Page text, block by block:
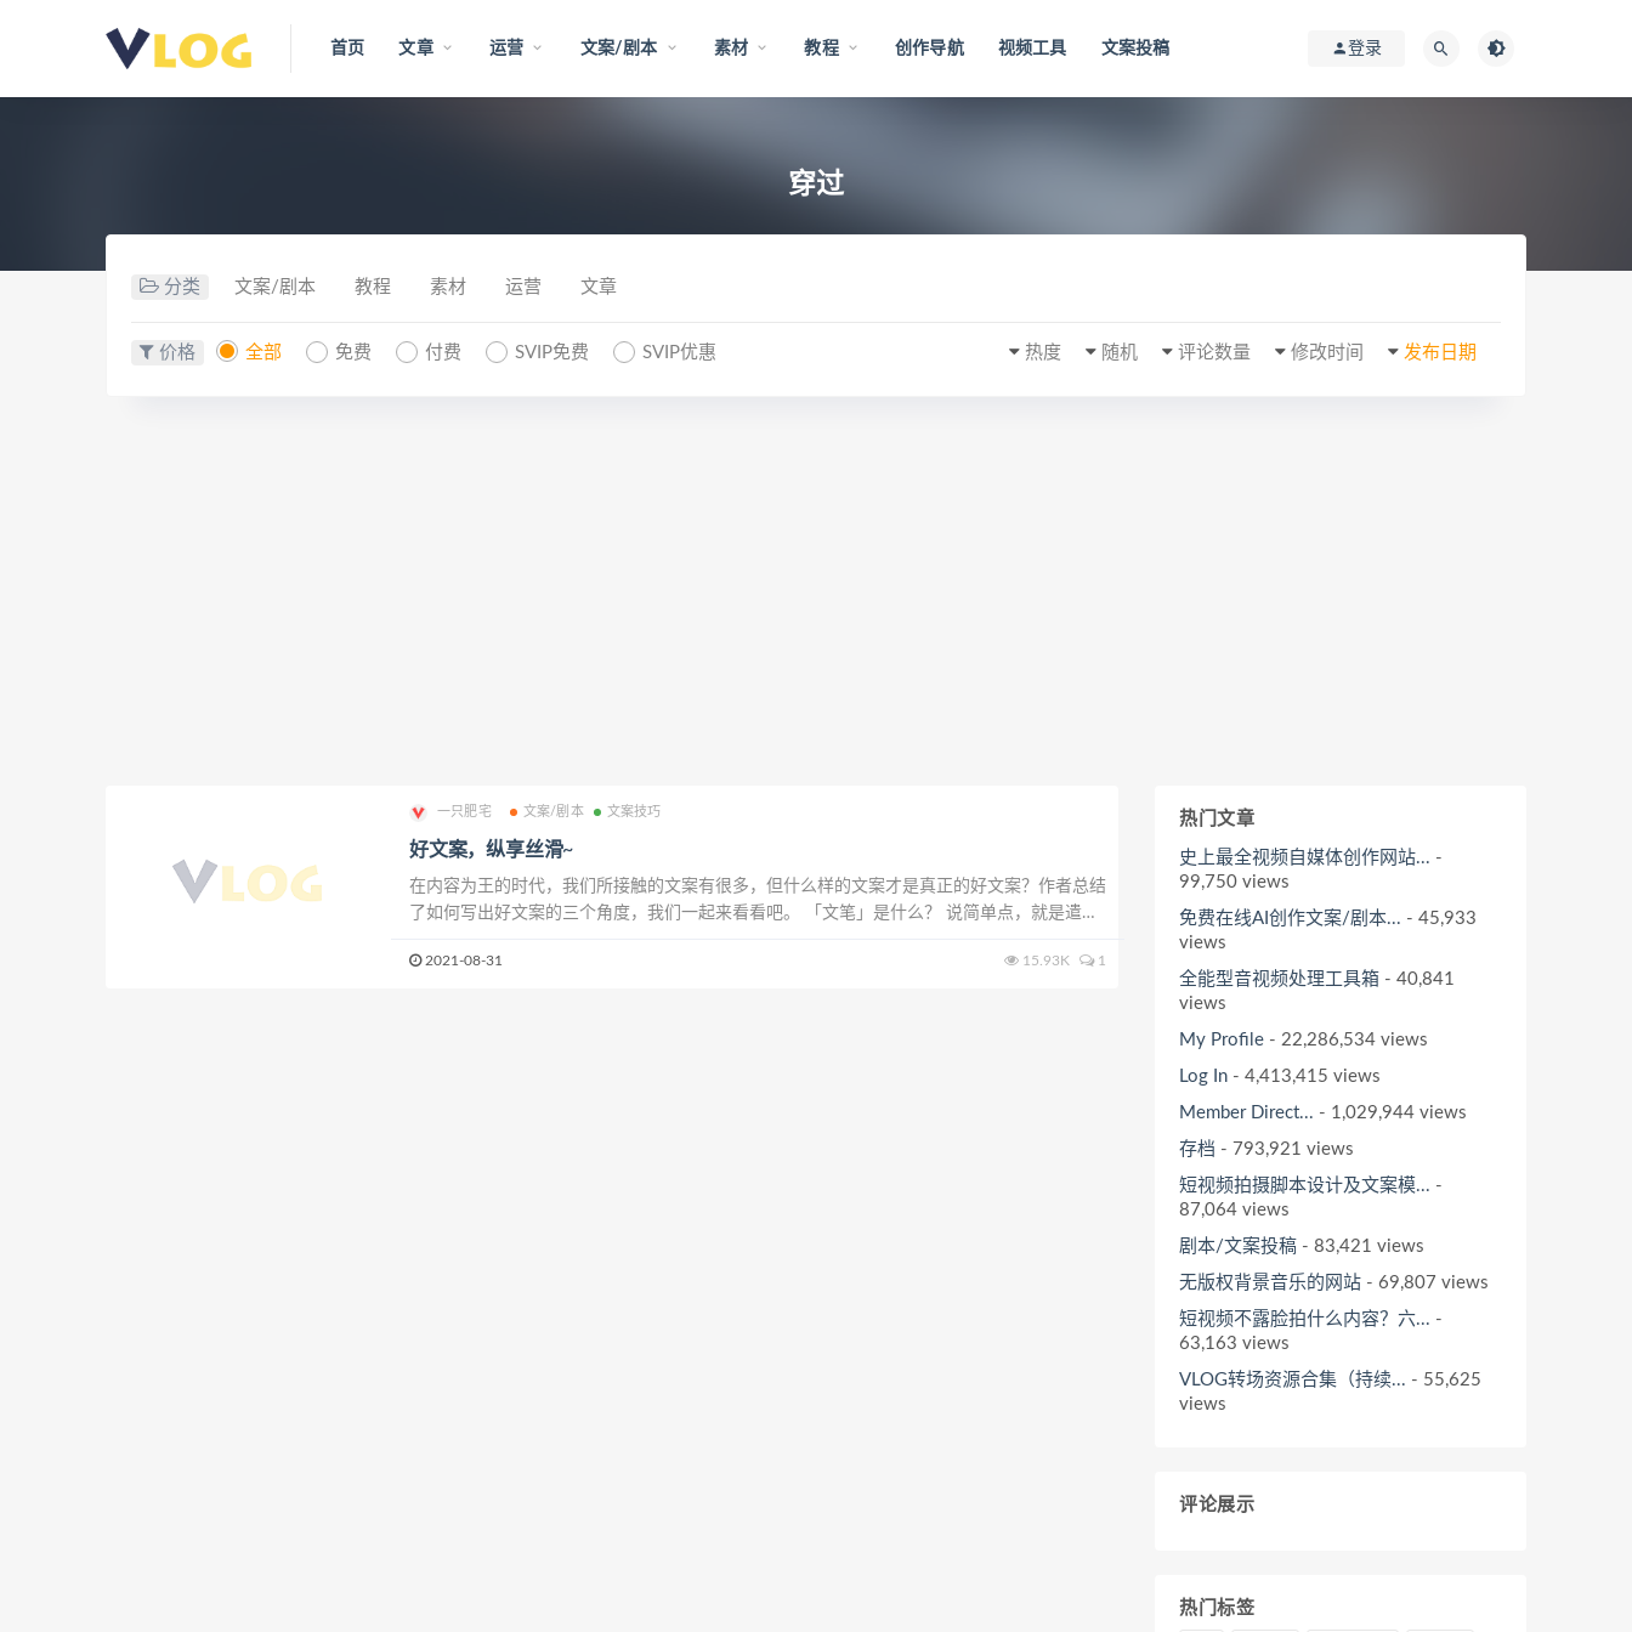
首页 文章 运营 文案/剧本 素材 教程 创作导航 视频工具 文案投稿 登录
穿过
分类 文案/剧本 教程 素材 运营 文章
价格 全部 免费 付费 SVIP免费 SVIP优惠 发布日期
修改时间
评论数量
随机
热度
一只肥宅 文案/剧本 文案技巧
好文案，纵享丝滑~
在内容为王的时代，我们所接触的文案有很多，但什么样的文案才是真正的好文案？作者总结
了如何写出好文案的三个角度，我们一起来看看吧。 「文笔」是什么？ 说简单点，就是遣词
口质感细腻，顺滑无比，读完久久满足，回味绵长。 起...
2021-08-31 15.93K 1
热门文章
史上最全视频自媒体创作网站... -
99,750 views
免费在线AI创作文案/剧本... - 45,933
views
全能型音视频处理工具箱 - 40,841
views
My Profile - 22,286,534 views
Log In - 4,413,415 views
Member Direct... - 1,029,944 views
存档 - 793,921 views
短视频拍摄脚本设计及文案模... -
87,064 views
剧本/文案投稿 - 83,421 views
无版权背景音乐的网站 - 69,807 views
短视频不露脸拍什么内容？六... -
63,163 views
VLOG转场资源合集（持续... - 55,625
views
评论展示
热门标签